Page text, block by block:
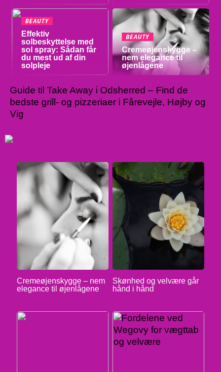
BEAUTY
Effektiv
solbeskyttelse med
sol spray: Sådan får
du mest ud af din
solpleje
BEAUTY
Cremeøjenskygge –
nem elegance til
øjenlågene
Guide til Take Away i Odsherred – Find de
bedste grill- og pizzeriaer i Fårevejle, Højby og
Vig
Cremeøjenskygge – nem
elegance til øjenlågene
Skønhed og velvære går
hånd i hånd